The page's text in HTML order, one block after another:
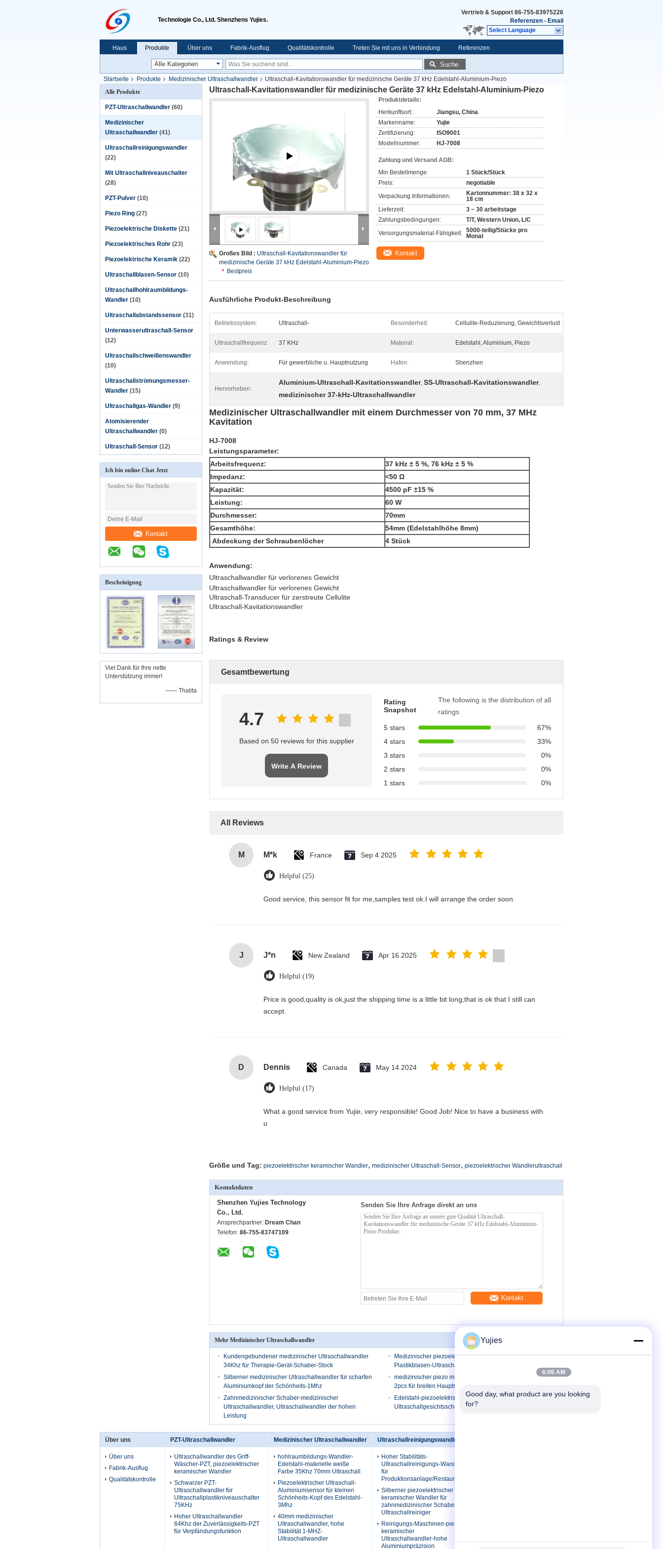
Technologie Co., Ltd. Shenzhens Yujies.
Vertrieb & Support 86-755-83975226
Referenzen - Email
Select Language
Haus Produkte Über uns Fabrik-Ausflug Qualitätskontrolle Treten Sie mit uns in Verbindung Referenzen
Suche
Startseite Produkte Medizinischer Ultraschallwandler
Ultraschall-Kavitationswandler für medizinische Geräte 37 kHz Edelstahl-Aluminium-Piezo
Alle Produkte
PZT-Ultraschallwandler (60)
Medizinischer
Ultraschallwandler (41)
Ultraschallreinigungswandler
(22)
Mit Ultraschallniveauschalter
(28)
PZT-Pulver (10)
Piezo Ring (27)
Piezoelektrische Diskette (21)
Piezoelektrisches Rohr (23)
Piezoelektrische Keramik (22)
Ultraschallblasen-Sensor (10)
Ultraschallhohlraumbildungs-
Wandler (10)
Ultraschallabstandssensor (31)
Unterwasserultraschall-Sensor
(12)
Ultraschallschweißenswandler
(10)
Ultraschallströmungsmesser-
Wandler (15)
Ultraschallgas-Wandler (9)
Atomisierender
Ultraschallwandler (0)
Ultraschall-Sensor (12)
Ich bin online Chat Jetzt
Kontakt
Bescheinigung
Viel Dank für Ihre nette
Unterstützung immer!
—— Thalita
Ultraschall-Kavitationswandler für medizinische Geräte 37 kHz Edelstahl-Aluminium-Piezo
Großes Bild : Ultraschall-Kavitationswandler für
medizinische Geräte 37 kHz Edelstahl-Aluminium-Piezo
Bestpreis
Produktdetails:
Herkunftsort:
Jiangsu, China
Markenname:
Yujie
Zertifizierung:
ISO9001
Modellnummer:
HJ-7008
Zahlung und Versand AGB:
Min Bestellmenge:
1 Stück/Stück
Preis:
negotiable
Verpackung Informationen:
Kartonnummer: 38 x 32 x
18 cm
Lieferzeit:
3 ~ 30 arbeitstage
Zahlungsbedingungen:
T/T, Western Union, L/C
Versorgungsmaterial-Fähigkeit: 5000-teilig/Stücke pro
Monat
Kontakt
Ausführliche Produkt-Beschreibung
Betriebssystem: Ultraschall- Besonderheit: Cellulite-Reduzierung, Gewichtsverlust
Ultraschallfrequenz: 37 KHz Material: Edelstahl, Aluminium, Piezo
Anwendung: Für gewerbliche u. Hauptnutzung Hafen: Shenzhen
Hervorheben:
Aluminium-Ultraschall-Kavitationswandler, SS-Ultraschall-Kavitationswandler,
medizinischer 37-kHz-Ultraschallwandler
Medizinischer Ultraschallwandler mit einem Durchmesser von 70 mm, 37 MHz
Kavitation
HJ-7008
Leistungsparameter:
Arbeitsfrequenz:
37 kHz ± 5 %, 76 kHz ± 5 %
Impedanz:
<50 Ω
Kapazität:
4500 pF ±15 %
Leistung:
60 W
Durchmesser:
70mm
Gesamthöhe:
54mm (Edelstahlhöhe 8mm)
Abdeckung der Schraubenlöcher
4 Stück
Anwendung:
Ultraschallwandler für verlorenes Gewicht
Ultraschallwandler für verlorenes Gewicht
Ultraschall-Transducer für zerstreute Cellulite
Ultraschall-Kavitationswandler
Ratings & Review
Gesamtbewertung
4.7
Based on 50 reviews for this supplier
Write A Review
Rating
Snapshot
The following is the distribution of all
ratings
5 stars
67%
4 stars
33%
3 stars
0%
2 stars
0%
1 stars
0%
All Reviews
M M*k France Sep 4.2025
Helpful (25)
Good service, this sensor fit for me,samples test ok.I will arrange the order soon.
J J*n New Zealand Apr 16.2025
Helpful (19)
Price is good,quality is ok,just the shipping time is a little bit long,that is ok that I still can
accept.
D Dennis Canada May 14.2024
Helpful (17)
What a good service from Yujie, very responsible! Good Job! Nice to have a business with
u
Größe und Tag: piezoelektrischer keramischer Wandler, medizinischer Ultraschall-Sensor, piezoelektrischer Wandlerultraschall
Kontaktdaten
Shenzhen Yujies Technology
Co., Ltd.
Ansprechpartner: Dream Chan
Telefon: 86-755-83747109
Senden Sie Ihre Anfrage direkt an uns
Kontakt
Mehr Medizinischer Ultraschallwandler
Kundengebundener medizinischer Ultraschallwandler
34Khz für Therapie-Gerät-Schaber-Stock
Medizinischer piezoelektrischer Wandler-Ultraschall für
Plastikblasen-Ultraschall-Sensor
Silberner medizinischer Ultraschallwandler für scharfen
Aluminiumkopf der Schönheits-1Mhz
medizinischer piezo mit Ultraschallwandler der Kristall-
2pcs für breiten Hauptschönheits-Wäscher
Zahnmedizinischer Schaber-medizinischer
Ultraschallwandler, Ultraschallwandler der hohen
Leistung
Edelstahl-piezoelektrischer Hochfrequenzwandler für
Ultraschallgesichtsschönheits-Gerät
Über uns
Über uns
Fabrik-Ausflug
Qualitätskontrolle
PZT-Ultraschallwandler
Ultraschallwandler des Griff-
Wäscher-PZT, piezoelektrischer
keramischer Wandler
Schwarzer PZT-
Ultraschallwandler für
Ultraschallplastikniveauschalter
75KHz
Hoher Ultraschallwandler
64Khz der Zuverlässigkeits-PZT
für Verpfändungsfunktion
Medizinischer Ultraschallwandler
hohlraumbildungs-Wandler-
Edelstahl-materielle weiße
Farbe 35Khz 70mm Ultraschall
Piezoelektrischer Ultraschall-
Aluminiumsensor für kleinen
Schönheits-Kopf des Edelstahl-
3Mhz
40mm medizinischer
Ultraschallwandler, hohe
Stabilität 1-MHZ-
Ultraschallwandler
Ultraschallreinigungswandler
Hoher Stabilitäts-
Ultraschallreinigungs-Wandler
für
Produktionsanlage/Restaurant
Silberner piezoelektrischer
keramischer Wandler für
zahnmedizinischer Schaber-
Ultraschallreiniger
Reinigungs-Maschinen-piezo
keramischer
Ultraschallwandler-hohe
Aluminiumpräzision
Yujies
6:06 AM
Good day, what product are you looking
for?